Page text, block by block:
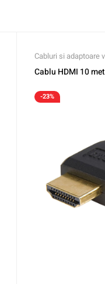
Cabluri si adaptoare
Cablu HDMI 10
-23%